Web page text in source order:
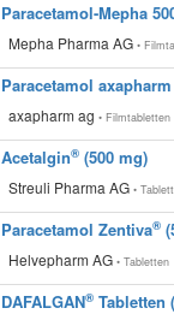
Paracetamol-Mepha
Mepha Pharma AG •
Paracetamol
axapharm ag • Filmtabletten
Acetalgin® (500 mg)
Streuli Pharma AG •
Paracetamol Zentiva®
Helvepharm AG • Tabletten
DAFALGAN® Tabletten